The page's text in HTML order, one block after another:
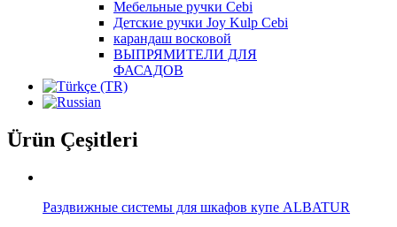
Мебельные ручки Cebi
Детские ручки Joy Kulp Cebi
карандаш восковой
ВЫПРЯМИТЕЛИ ДЛЯ
ФАСАДОВ
Ürün Çeşitleri
Раздвижные системы для шкафов купе ALBATUR